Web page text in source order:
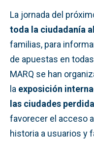
La jornada del
toda la ciudadanía
familias, para
de apuestas en
MARQ se han
la exposición
las ciudades
favorecer el acceso
historia a usuarios y